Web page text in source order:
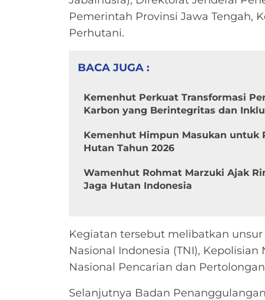
Pemerintah Provinsi Jawa Tengah,
Perhutani.
BACA JUGA :
Kemenhut Perkuat Transformasi
Karbon yang Berintegritas dan
Kemenhut Himpun Masukan untuk
Hutan Tahun 2026
Wamenhut Rohmat Marzuki Ajak
Jaga Hutan Indonesia
Kegiatan tersebut melibatkan
Nasional Indonesia (TNI),
Nasional Pencarian dan
Selanjutnya Badan